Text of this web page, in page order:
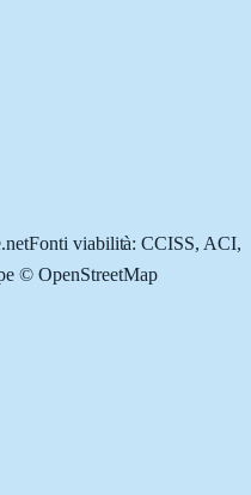
Fonti viabilità: CCISS, ACI,
© OpenStreetMap